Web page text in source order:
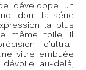
développe un
dont la série
la plus
même toile, il
d’ultra-
vitre embuée
au-delà,